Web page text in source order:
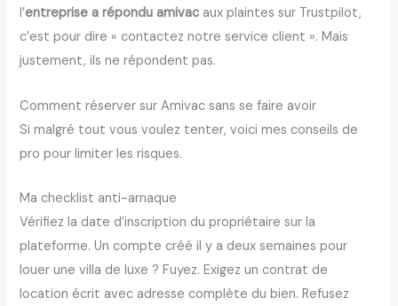
l’entreprise a répondu amivac aux plaintes sur Trustpilot,
c’est pour dire « contactez notre service client ». Mais
justement, ils ne répondent pas.
Comment réserver sur Amivac sans se faire avoir
Si malgré tout vous voulez tenter, voici mes conseils de
pro pour limiter les risques.
Ma checklist anti-arnaque
Vérifiez la date d’inscription du propriétaire sur la
plateforme. Un compte créé il y a deux semaines pour
louer une villa de luxe ? Fuyez. Exigez un contrat de
location écrit avec adresse complète du bien. Refusez